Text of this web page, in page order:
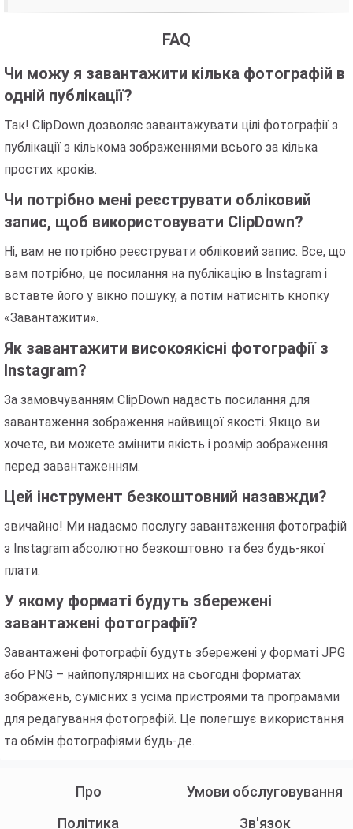
FAQ
Чи можу я завантажити кілька фотографій в
одній публікації?
Так! ClipDown дозволяє завантажувати цілі фотографії з
публікації з кількома зображеннями всього за кілька
простих кроків.
Чи потрібно мені реєструвати обліковий
запис, щоб використовувати ClipDown?
Ні, вам не потрібно реєструвати обліковий запис. Все, що
вам потрібно, це посилання на публікацію в Instagram і
вставте його у вікно пошуку, а потім натисніть кнопку
«Завантажити».
Як завантажити високоякісні фотографії з
Instagram?
За замовчуванням ClipDown надасть посилання для
завантаження зображення найвищої якості. Якщо ви
хочете, ви можете змінити якість і розмір зображення
перед завантаженням.
Цей інструмент безкоштовний назавжди?
звичайно! Ми надаємо послугу завантаження фотографій
з Instagram абсолютно безкоштовно та без будь-якої
плати.
У якому форматі будуть збережені
завантажені фотографії?
Завантажені фотографії будуть збережені у форматі JPG
або PNG – найпопулярніших на сьогодні форматах
зображень, сумісних з усіма пристроями та програмами
для редагування фотографій. Це полегшує використання
та обмін фотографіями будь-де.
Про
Умови обслуговування
Політика
Зв'язок